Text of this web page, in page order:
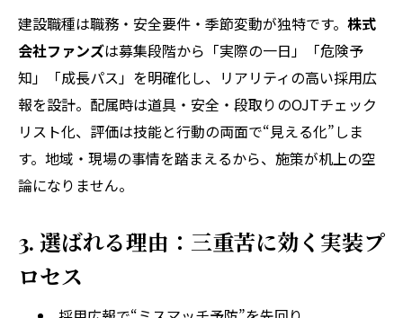
建設職種は職務・安全要件・季節変動が独特です。 株式
会社ファンズは募集段階から「実際の一日」「危険予
知」「成長パス」を明確化し、リアリティの高い採用広
報を設計。配属時は道具・安全・段取りのOJTチェック
リスト化、評価は技能と行動の両面で“見える化”しま
す。地域・現場の事情を踏まえるから、施策が机上の空
論になりません。
3. 選ばれる理由：三重苦に効く実装プ
ロセス